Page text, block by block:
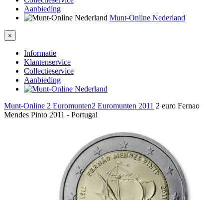
Aanbieding
Munt-Online Nederland
×
Informatie
Klantenservice
Collectieservice
Aanbieding
Munt-Online 2 Euromunten2 Euromunten 2011 2 euro Fernao
Mendes Pinto 2011 - Portugal